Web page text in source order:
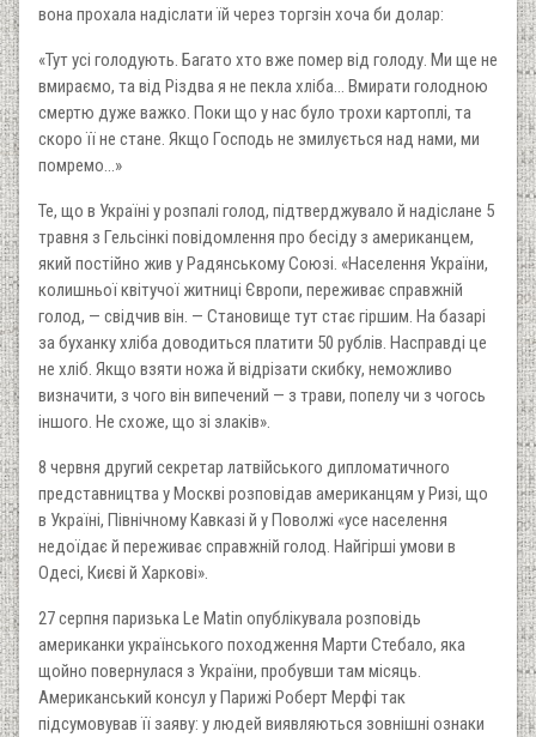
вона прохала надіслати їй через торгзін хоча би долар:
«Тут усі голодують. Багато хто вже помер від голоду. Ми ще не
вмираємо, та від Різдва я не пекла хліба… Вмирати голодною
смертю дуже важко. Поки що у нас було трохи картоплі, та
скоро її не стане. Якщо Господь не змилується над нами, ми
помремо…»
Те, що в Україні у розпалі голод, підтверджувало й надіслане 5
травня з Гельсінкі повідомлення про бесіду з американцем,
який постійно жив у Радянському Союзі. «Населення України,
колишньої квітучої житниці Європи, переживає справжній
голод, — свідчив він. — Становище тут стає гіршим. На базарі
за буханку хліба доводиться платити 50 рублів. Насправді це
не хліб. Якщо взяти ножа й відрізати скибку, неможливо
визначити, з чого він випечений — з трави, попелу чи з чогось
іншого. Не схоже, що зі злаків».
8 червня другий секретар латвійського дипломатичного
представництва у Москві розповідав американцям у Ризі, що
в Україні, Північному Кавказі й у Поволжі «усе населення
недоїдає й переживає справжній голод. Найгірші умови в
Одесі, Києві й Харкові».
27 серпня паризька Le Matin опублікувала розповідь
американки українського походження Марти Стебало, яка
щойно повернулася з України, пробувши там місяць.
Американський консул у Парижі Роберт Мерфі так
підсумовував її заяву: у людей виявляються зовнішні ознаки